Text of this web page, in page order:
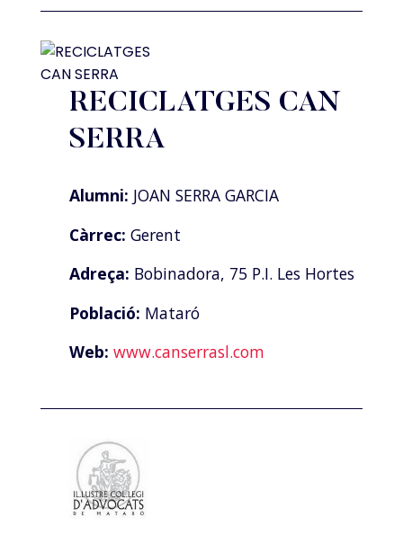
RECICLATGES CAN
SERRA
Alumni: JOAN SERRA GARCIA
Càrrec: Gerent
Adreça: Bobinadora, 75 P.I. Les Hortes
Població: Mataró
Web: www.canserrasl.com